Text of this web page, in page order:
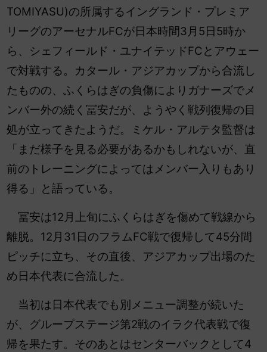
TOMIYASU)の所属するイングランド・プレミア
リーグのアーセナルFCが日本時間3月5日5時か
ら、シェフィールド・ユナイテッドFCとアウェー
で対戦する。カタール・アジアカップから合流し
たものの、ふくらはぎの負傷によりガナーズでメ
ンバー外の続く冨安だが、ようやく戦列復帰の目
処が立ってきたようだ。ミケル・アルテタ監督は
「まだ様子を見る必要があるかもしれないが、直
前のトレーニングによってはメンバー入りもあり
得る」と語っている。
冨安は12月上旬にふくらはぎを傷めて戦線から
離脱。12月31日のフラムFC戦で復帰して45分間
ピッチに立ち、その直後、アジアカップ出場のた
め日本代表に合流した。
当初は日本代表でも別メニュー調整が続いた
が、グループステージ第2戦のイラク代表戦で復
帰を果たす。そのあとはセンターバックとして4